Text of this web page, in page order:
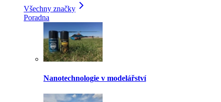
Všechny značky
Poradna
Nanotechnologie v modelářství